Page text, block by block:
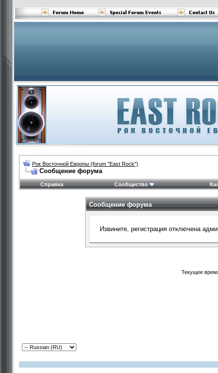
Рок Восточной Европы (forum "East Rock")
Сообщение форума
Справка Сообщество
Сообщение форума
Извините, регистрация отключена
Текущее